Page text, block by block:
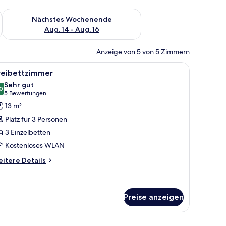
Aug. 7 - Aug. 9.
Nächstes Wochenende
Aug. 14 - Aug. 16
Überprüfe die Verfügbarkeit für nächstes Wochenende, Aug.
Anzeige von 5 von 5 Zimmern
Fernseher, einem Schreibtisch und einem Stadtbild-Mural.
Ein Hotelzimmer mit einem großen Bett,
9
von 10
Sehr gut
5 Bewertungen
(5
Bewertungen)
13 m²
Platz für 3 Personen
3 Einzelbetten
Kostenloses WLAN
Details
Preise anzeigen